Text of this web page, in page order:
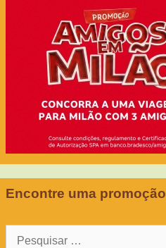
Encontre uma promoção
Pesquisar